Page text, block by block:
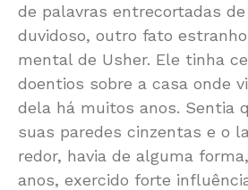
de palavras entrecortadas
duvidoso, outro fato
mental de Usher. Ele tinha
doentios sobre a casa onde
dela há muitos anos. Sentia
suas paredes cinzentas e o
redor, havia de alguma
anos, exercido forte